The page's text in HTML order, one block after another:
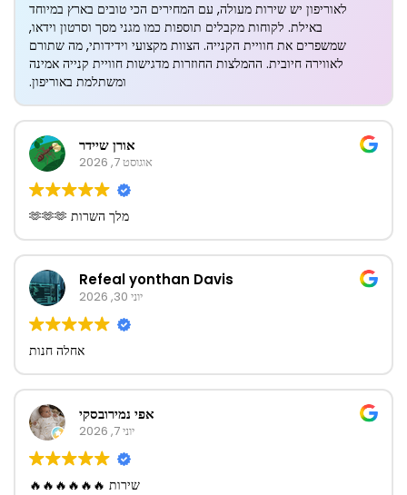
לאוריפון יש שירות מעולה, עם המחירים הכי טובים בארץ במיוחד
באילת. לקוחות מקבלים תוספות כמו מגני מסך וסרטון וידאו,
שמשפרים את חוויית הקנייה. הצוות מקצועי וידידותי, מה שתורם
לאווירה חיובית. ההמלצות החוזרות מדגישות חוויית קנייה אמינה
ומשתלמת באוריפון.
אורן שיידר
אוגוסט 7, 2026
מלך השרות 🫶🫶🫶
Refeal yonthan Davis
יוני 30, 2026
אחלה חנות
אפי נמירובסקי
יוני 7, 2026
שירות 🔥🔥🔥🔥🔥🔥